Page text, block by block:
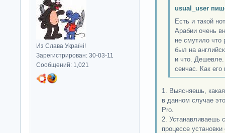
Из Слава Україні!
Зарегистрирован: 30-03-11
Сообщений: 1,021
usual_user
Есть и такой
Арабии очень
не смутило что
был на
и что. Дешевле.
сеичас. Как его
1. Выясняешь,
в данном случае
Pro.
2. Устанавливаешь
процессе